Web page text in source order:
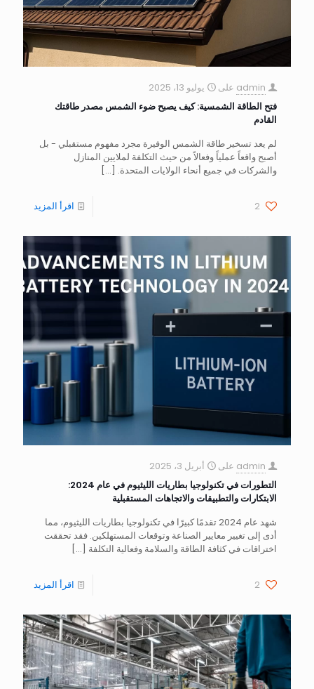
admin على
يوليو 13، 2025
فتح الطاقة الشمسية: كيف يصبح ضوء الشمس مصدر طاقتك
القادم
لم يعد تسخير طاقة الشمس الوفيرة مجرد مفهوم مستقبلي - بل
أصبح واقعاً عملياً وفعالاً من حيث التكلفة لملايين المنازل
والشركات في جميع أنحاء الولايات المتحدة. […]
2 اقرأ المزيد
admin على
أبريل 3، 2025
التطورات في تكنولوجيا بطاريات الليثيوم في عام 2024:
الابتكارات والتطبيقات والاتجاهات المستقبلية
شهد عام 2024 تقدمًا كبيرًا في تكنولوجيا بطاريات الليثيوم، مما
أدى إلى تغيير معايير الصناعة وتوقعات المستهلكين. فقد تحققت
اختراقات في كثافة الطاقة والسلامة وفعالية التكلفة […]
2 اقرأ المزيد